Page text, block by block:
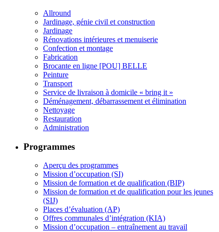
Allround
Jardinage, génie civil et construction
Jardinage
Rénovations intérieures et menuiserie
Confection et montage
Fabrication
Brocante en ligne [POU] BELLE
Peinture
Transport
Service de livraison à domicile « bring it »
Déménagement, débarrassement et élimination
Nettoyage
Restauration
Administration
Programmes
Aperçu des programmes
Mission d’occupation (SI)
Mission de formation et de qualification (BIP)
Mission de formation et de qualification pour les jeunes
(SIJ)
Places d’évaluation (AP)
Offres communales d’intégration (KIA)
Mission d’occupation – entraînement au travail